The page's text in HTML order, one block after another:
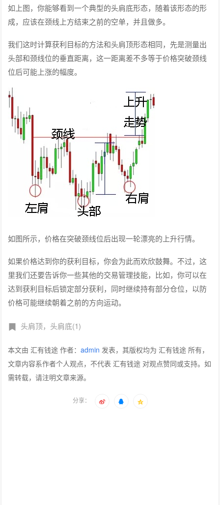
如上图，你能够看到一个典型的头肩底形态，随着该形态的形
成，应该在颈线上方结束之前的空单，并且做多。
我们这时计算获利目标的方法和头肩顶形态相同，先是测量出
头部和颈线位的垂直距离，这一距离差不多等于价格突破颈线
位后可能上涨的幅度。
如图所示，价格在突破颈线位后出现一轮漂亮的上升行情。
如果价格达到你的获利目标，你会为此而欢欣鼓舞。不过，这
里我们还要告诉你一些其他的交易管理技能，比如，你可以在
达到获利目标后锁定部分获利，同时继续持有部分仓位，以防
价格可能继续朝着之前的方向运动。
头肩顶，头肩底(1)
本文由 汇有钱途 作者：admin 发表，其版权均为 汇有钱途 所有，
文章内容系作者个人观点，不代表 汇有钱途 对观点赞同或支持。如
需转载，请注明文章来源。
分享：